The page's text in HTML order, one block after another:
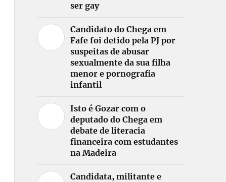
ser gay
Candidato do Chega em
Fafe foi detido pela PJ por
suspeitas de abusar
sexualmente da sua filha
menor e pornografia
infantil
Isto é Gozar com o
deputado do Chega em
debate de literacia
financeira com estudantes
na Madeira
Candidata, militante e